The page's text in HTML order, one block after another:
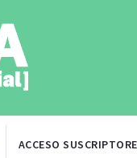
ACCESO